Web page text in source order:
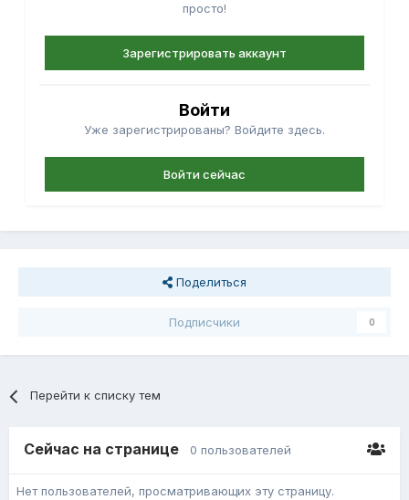
просто!
Зарегистрировать аккаунт
Войти
Уже зарегистрированы? Войдите здесь.
Войти сейчас
Поделиться
Подписчики 0
Перейти к списку тем
Сейчас на странице 0 пользователей
Нет пользователей, просматривающих эту страницу.